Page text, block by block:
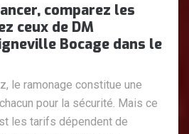
comparez les
ceux de DM
Bocage dans le
le ramonage constitue une
pour la sécurité. Mais ce
les tarifs dépendent de